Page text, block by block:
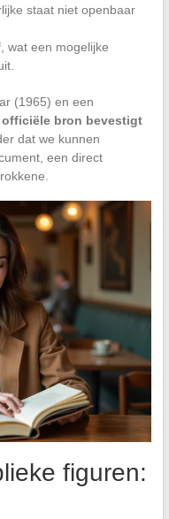
staat niet openbaar
, wat een mogelijke
(1965) en een
officiële bron bevestigt
dat we kunnen
een direct
figuren: